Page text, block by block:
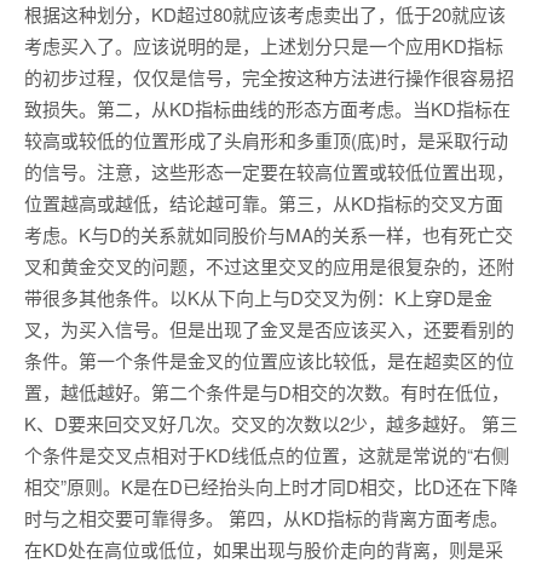
根据这种划分，KD超过80就应该考虑卖出了，低于20就应该
考虑买入了。应该说明的是，上述划分只是一个应用KD指标
的初步过程，仅仅是信号，完全按这种方法进行操作很容易招
致损失。第二，从KD指标曲线的形态方面考虑。当KD指标在
较高或较低的位置形成了头肩形和多重顶(底)时，是采取行动
的信号。注意，这些形态一定要在较高位置或较低位置出现，
位置越高或越低，结论越可靠。第三，从KD指标的交叉方面
考虑。K与D的关系就如同股价与MA的关系一样，也有死亡交
叉和黄金交叉的问题，不过这里交叉的应用是很复杂的，还附
带很多其他条件。以K从下向上与D交叉为例：K上穿D是金
叉，为买入信号。但是出现了金叉是否应该买入，还要看别的
条件。第一个条件是金叉的位置应该比较低，是在超卖区的位
置，越低越好。第二个条件是与D相交的次数。有时在低位，
K、D要来回交叉好几次。交叉的次数以2少，越多越好。 第三
个条件是交叉点相对于KD线低点的位置，这就是常说的“右侧
相交”原则。K是在D已经抬头向上时才同D相交，比D还在下降
时与之相交要可靠得多。 第四，从KD指标的背离方面考虑。
在KD处在高位或低位，如果出现与股价走向的背离，则是采